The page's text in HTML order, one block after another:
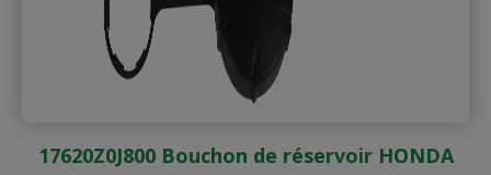
17620Z0J800 Bouchon de réservoir HONDA